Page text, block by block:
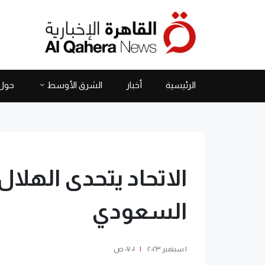
الرئيسية أخبار الشرق الأوسط
الاتحاد يتحدى
السعودي
١ سبتمبر ٢٠٢٣ | ٠٧:٠١ ص